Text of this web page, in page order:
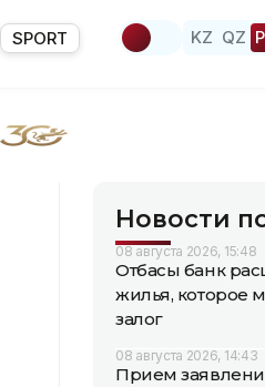
SPORT KZ QZ
Новости
08 августа 2026, 15:48
Отбасы банк
жилья, которое
залог
08 августа 2026, 14:43
Прием